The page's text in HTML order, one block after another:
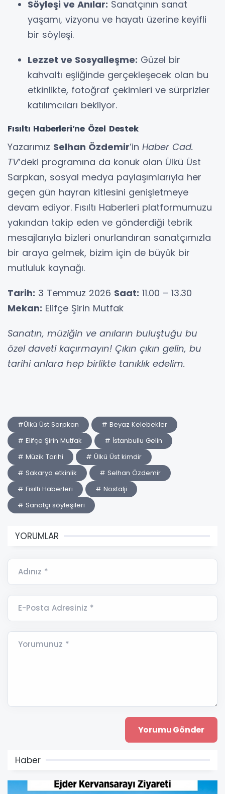
Söyleşi ve Anılar: Sanatçının sanat
yaşamı, vizyonu ve hayatı üzerine keyifli
bir söyleşi.
Lezzet ve Sosyalleşme: Güzel bir
kahvaltı eşliğinde gerçekleşecek olan bu
etkinlikte, fotoğraf çekimleri ve sürprizler
katılımcıları bekliyor.
Fısıltı Haberleri’ne Özel Destek
Yazarımız Selhan Özdemir’in Haber Cad.
TV’deki programına da konuk olan Ülkü Üst
Sarpkan, sosyal medya paylaşımlarıyla her
geçen gün hayran kitlesini genişletmeye
devam ediyor. Fısıltı Haberleri platformumuzu
yakından takip eden ve gönderdiği tebrik
mesajlarıyla bizleri onurlandıran sanatçımızla
bir araya gelmek, bizim için de büyük bir
mutluluk kaynağı.
Tarih: 3 Temmuz 2026 Saat: 11.00 – 13.30
Mekan: Elifçe Şirin Mutfak
Sanatın, müziğin ve anıların buluştuğu bu
özel daveti kaçırmayın! Çıkın çıkın gelin, bu
tarihi anlara hep birlikte tanıklık edelim.
#Ülkü Üst Sarpkan
# Beyaz Kelebekler
# Elifçe Şirin Mutfak
# İstanbullu Gelin
# Müzik Tarihi
# Ülkü Üst kimdir
# Sakarya etkinlik
# Selhan Özdemir
# Fısıltı Haberleri
# Nostalji
# Sanatçı söyleşileri
YORUMLAR
Adınız *
E-Posta Adresiniz *
Yorumunuz *
Haber